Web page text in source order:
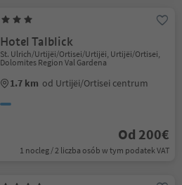
Hotel Talblick
St. Ulrich/Urtijëi/Ortisei/Urtijëi, Urtijëi/Ortisei,
Dolomites Region Val Gardena
1.7 km od Urtijëi/Ortisei centrum
Od 200€
1 nocleg / 2 liczba osób w tym podatek VAT